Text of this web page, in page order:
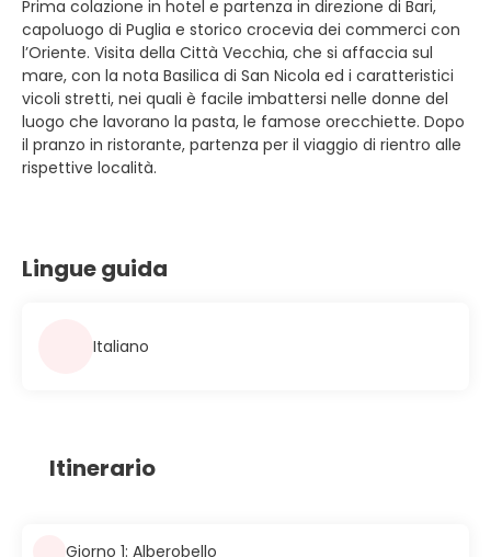
Prima colazione in hotel e partenza in direzione di Bari,
capoluogo di Puglia e storico crocevia dei commerci con
l’Oriente. Visita della Città Vecchia, che si affaccia sul
mare, con la nota Basilica di San Nicola ed i caratteristici
vicoli stretti, nei quali è facile imbattersi nelle donne del
luogo che lavorano la pasta, le famose orecchiette. Dopo
il pranzo in ristorante, partenza per il viaggio di rientro alle
rispettive località.
Lingue guida
Italiano
Itinerario
Giorno 1: Alberobello